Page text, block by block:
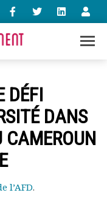
DÉFI
DANS
CAMEROUN
l’AFD.